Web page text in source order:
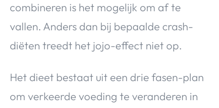
combineren is het mogelijk om af te
vallen. Anders dan bij bepaalde crash-
diëten treedt het jojo-effect niet op.
Het dieet bestaat uit een drie fasen-plan
om verkeerde voeding te veranderen in